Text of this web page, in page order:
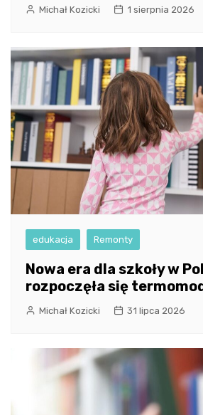
Michał Kozicki 1 sierpnia 2026
edukacja Remonty
Nowa era dla szkoły w
rozpoczęła się
Michał Kozicki 31 lipca 2026